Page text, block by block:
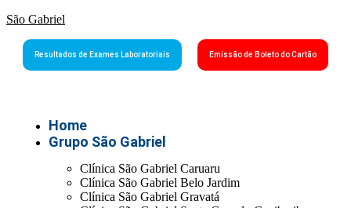
São Gabriel
Resultados de Exames Laboratoriais Emissão de Boleto do Cartão
Home
Grupo São Gabriel
Clínica São Gabriel Caruaru
Clínica São Gabriel Belo Jardim
Clínica São Gabriel Gravatá